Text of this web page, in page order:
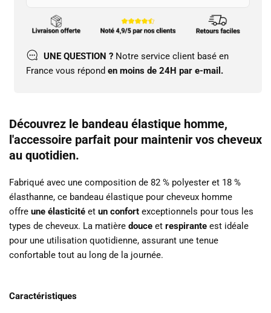
UNE QUESTION ? Notre service client basé en
France vous répond en moins de 24H par e-mail.
Découvrez le bandeau élastique homme,
l'accessoire parfait pour maintenir vos cheveux
au quotidien.
Fabriqué avec une composition de 82 % polyester et 18 %
élasthanne, ce bandeau élastique pour cheveux homme
offre une élasticité et un confort exceptionnels pour tous les
types de cheveux. La matière douce et respirante est idéale
pour une utilisation quotidienne, assurant une tenue
confortable tout au long de la journée.
Caractéristiques